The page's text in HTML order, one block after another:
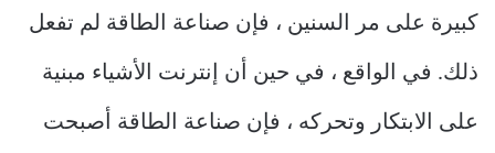
كبيرة على مر السنين ، فإن صناعة الطاقة لم تفعل
ذلك. في الواقع ، في حين أن إنترنت الأشياء مبنية
على الابتكار وتحركه ، فإن صناعة الطاقة أصبحت